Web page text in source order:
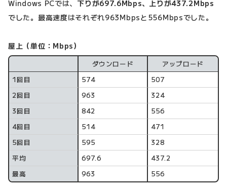
Windows PCでは、 下りが697.6Mbps、上りが437.2Mbps
でした。最高速度はそれぞれ963Mbpsと556Mbpsでした。
屋上（単位：Mbps）
ダウンロード
アップロード
1回目
574
507
2回目
963
324
3回目
842
556
4回目
514
471
5回目
595
328
平均
697.6
437.2
最高
963 556